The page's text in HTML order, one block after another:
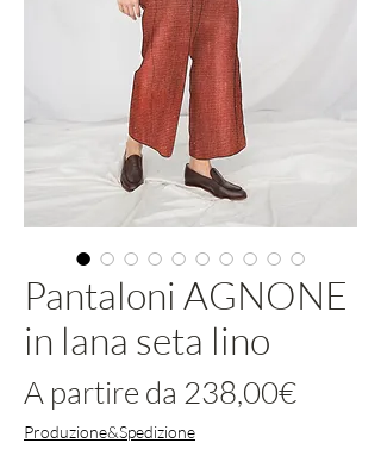
Pantaloni AGNONE
in lana seta lino
A partire da 238,00€Prezzo
Produzione&Spedizione